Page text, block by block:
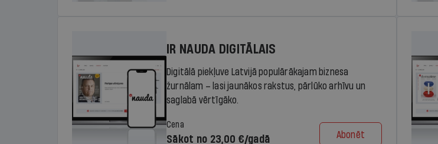
IR NAUDA DIGITĀLAIS
Digitālā piekļuve Latvijā populārākajam biznesa
žurnālam – lasi jaunākos rakstus, pārlūko arhīvu un
saglabā vērtīgāko.
Cena
Sākot no 23,00 €/gadā Abonēt